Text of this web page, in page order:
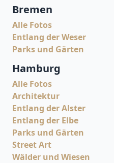
Bremen
Alle Fotos
Entlang der Weser
Parks und Gärten
Hamburg
Alle Fotos
Architektur
Entlang der Alster
Entlang der Elbe
Parks und Gärten
Street Art
Wälder und Wiesen